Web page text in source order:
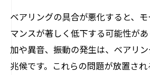
ベアリングの具合が悪化すると、
マンスが著しく低下する可能性が
加や異音、振動の発生は、ベアリ
兆候です。これらの問題が放置さ